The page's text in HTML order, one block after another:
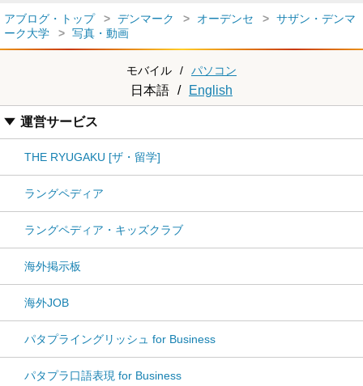
アブログ・トップ デンマーク オーデンセ
サザン・デンマ
ーク大学
写真・動画
モバイル / パソコン
日本語 / English
運営サービス
THE RYUGAKU [ザ・留学]
ラングペディア
ラングペディア・キッズクラブ
海外掲示板
海外JOB
パタプライングリッシュ for Business
パタプラ口語表現 for Business